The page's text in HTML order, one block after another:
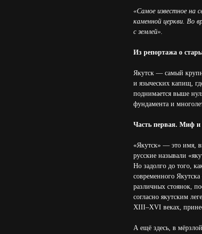
«Самое известное на
каменной церкви. Во
с землей».
Из репортажа о
Якутск — самый
и языческих капищ,
поднимается выше
фундамента и
Часть первая. Миф и
«Якутск» — это имя,
русские называли
Но задолго до того,
современного
различных стоянок,
согласно якутским
XIII–XVI веках,
А ещё здесь, в